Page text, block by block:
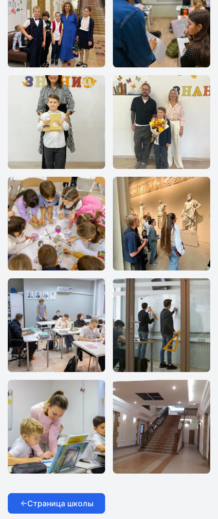
Все Вместе Все Вместе
Все Вместе Все Вместе
Все Вместе Все Вместе
Страница школы